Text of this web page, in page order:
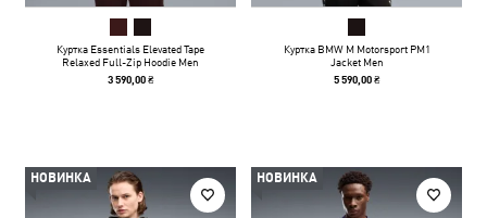
Куртка Essentials Elevated Tape
Relaxed Full-Zip Hoodie Men
3 590,00 ₴
Куртка BMW M Motorsport PM1
Jacket Men
5 590,00 ₴
НОВИНКА НОВИНКА